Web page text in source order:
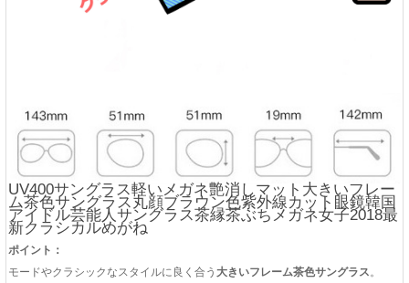
UV400サングラス軽いメガネ艶消しマット大きいフレー
ム茶色サングラス丸顔ブラウン色紫外線カット眼鏡韓国
アイドル芸能人サングラス茶縁茶ぶちメガネ女子2018最
新クラシカルめがね
ポイント：
モードやクラシックなスタイルに良く合う 大きいフレーム茶色サングラス 。